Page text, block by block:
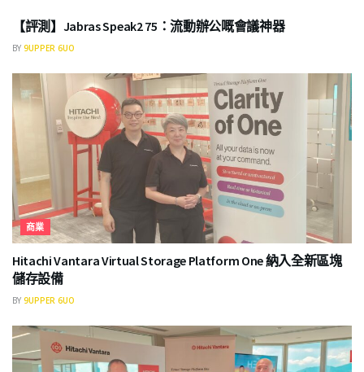
【評測】Jabras Speak2 75：流動辦公嘅會議神器
BY 9UPPER 6UO
商業
Hitachi Vantara Virtual Storage Platform One 納入全新區塊
儲存設備
BY 9UPPER 6UO